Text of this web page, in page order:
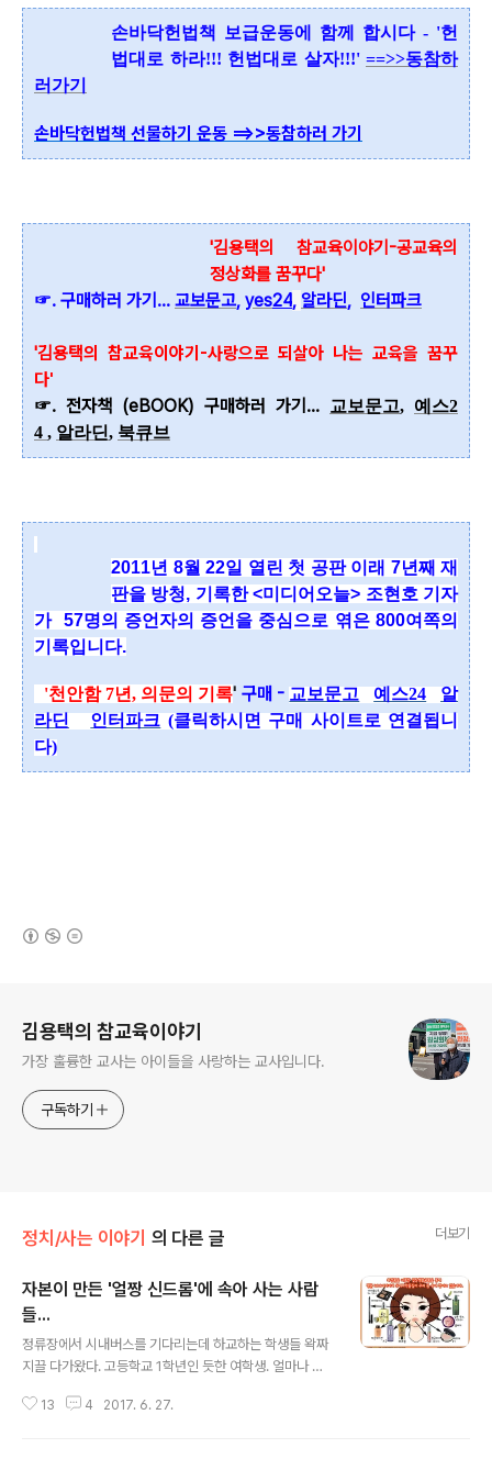
손바닥헌법책 보급운동에 함께 합시다 - '헌
법대로 하라!!! 헌법대로 살자!!!' ==>>동참하
러가기
손바닥헌법책 선물하기 운동 ==>>동참하러 가기
'김용택의 참교육이야기-공교육의
정상화를 꿈꾸다'
☞. 구매하러 가기... 교보문고, yes24, 알라딘, 인터파크
'김용택의 참교육이야기-사랑으로 되살아 나는 교육을 꿈꾸
다'
☞. 전자책 (eBOOK) 구매하러 가기...
교보문고, 예스2
4 , 알라딘, 북큐브
2011년 8월 22일 열린 첫 공판 이래 7년째 재
판을 방청, 기록한 <미디어오늘> 조현호 기자
가 57명의 증언자의 증언을 중심으로 엮은 800여쪽의
기록입니다.
'천안함 7년, 의문의 기록' 구매 - 교보문고 예스24
알
라딘
인터파크 (클릭하시면 구매 사이트로 연결됩니
다)
김용택의 참교육이야기
가장 훌륭한 교사는 아이들을 사랑하는 교사입니다.
구독하기
정치/사는 이야기 의 다른 글 더보기
자본이 만든 '얼짱 신드롬'에 속아 사는 사람
들...
정류장에서 시내버스를 기다리는데 하교하는 학생들 왁짜
지끌 다가왔다. 고등학교 1학년인 듯한 여학생. 얼마나 할
구를 통해 공감대를 만들고 있는 모양이다 그런데 어~! 학
13 4 2017. 6. 27.